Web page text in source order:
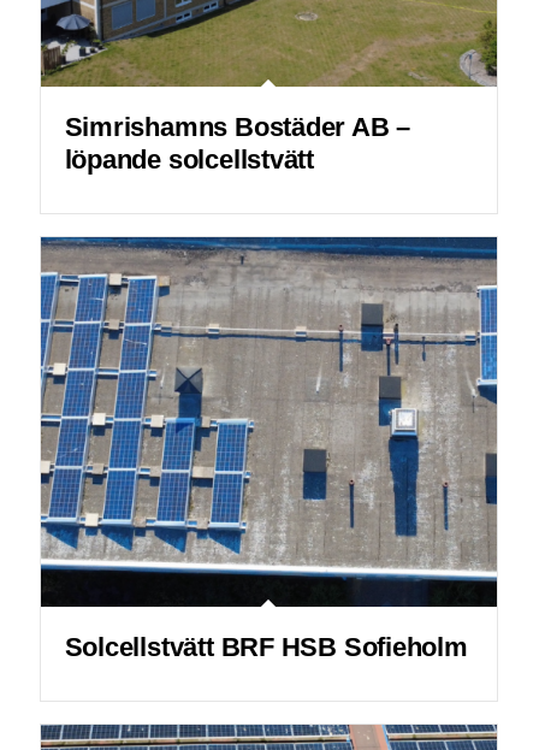
Simrishamns Bostäder AB –
löpande solcellstvätt
Solcellstvätt BRF HSB Sofieholm